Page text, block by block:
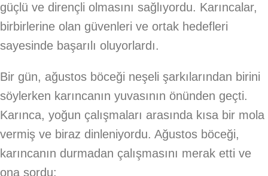
güçlü ve dirençli olmasını sağlıyordu. Karıncalar,
birbirlerine olan güvenleri ve ortak hedefleri
sayesinde başarılı oluyorlardı.
Bir gün, ağustos böceği neşeli şarkılarından birini
söylerken karıncanın yuvasının önünden geçti.
Karınca, yoğun çalışmaları arasında kısa bir mola
vermiş ve biraz dinleniyordu. Ağustos böceği,
karıncanın durmadan çalışmasını merak etti ve
ona sordu: